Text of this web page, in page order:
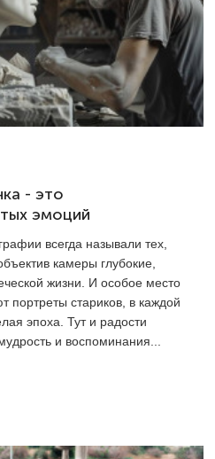
- это
эмоций
всегда называли тех,
камеры глубокие,
жизни. И особое место
портреты стариков, в каждой
эпоха. Тут и радости
и воспоминания...